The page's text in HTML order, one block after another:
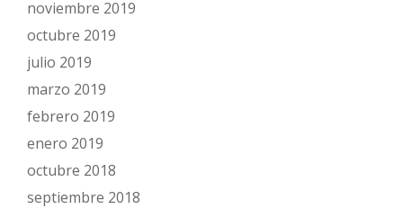
noviembre 2019
octubre 2019
julio 2019
marzo 2019
febrero 2019
enero 2019
octubre 2018
septiembre 2018